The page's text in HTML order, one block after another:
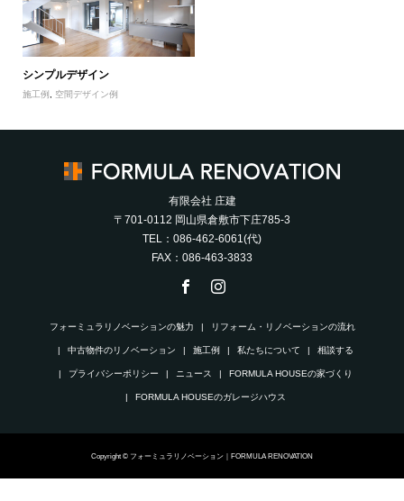
シンプルデザイン
施工例 , 空間デザイン例
有限会社 庄建
〒701-0112 岡山県倉敷市下庄785-3
TEL：086-462-6061(代)
FAX：086-463-3833
フォーミュラリノベーションの魅力 リフォーム・リノベーションの流れ
中古物件のリノベーション 施工例 私たちについて 相談する
プライバシーポリシー ニュース FORMULA HOUSEの家づくり
FORMULA HOUSEのガレージハウス
Copyright © フォーミュラリノベーション｜FORMULA RENOVATION